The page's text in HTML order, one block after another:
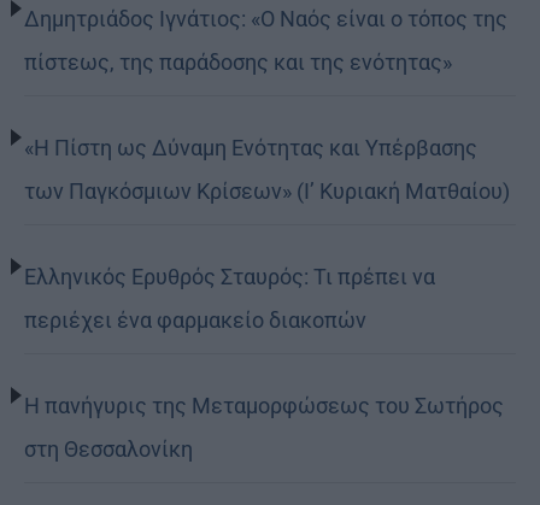
Δημητριάδος Ιγνάτιος: «Ο Ναός είναι ο τόπος της
πίστεως, της παράδοσης και της ενότητας»
«Η Πίστη ως Δύναμη Ενότητας και Υπέρβασης
των Παγκόσμιων Κρίσεων» (Ι’ Κυριακή Ματθαίου)
Ελληνικός Ερυθρός Σταυρός: Τι πρέπει να
περιέχει ένα φαρμακείο διακοπών
Η πανήγυρις της Μεταμορφώσεως του Σωτήρος
στη Θεσσαλονίκη